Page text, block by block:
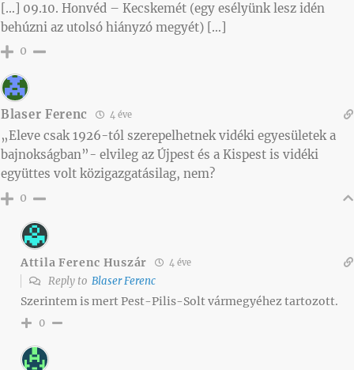
[…] 09.10. Honvéd – Kecskemét (egy esélyünk lesz idén
behúzni az utolsó hiányzó megyét) […]
0
Blaser Ferenc 4 éve
„Eleve csak 1926-tól szerepelhetnek vidéki egyesületek a
bajnokságban”- elvileg az Újpest és a Kispest is vidéki
együttes volt közigazgatásilag, nem?
0
Attila Ferenc Huszár 4 éve
Reply to Blaser Ferenc
Szerintem is mert Pest-Pilis-Solt vármegyéhez tartozott.
0